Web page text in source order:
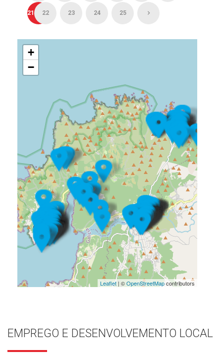
21 22 23 24 25
+
−
Leaflet| ©OpenStreetMapcontributors
EMPREGO E DESENVOLVEMENTO LOCAL